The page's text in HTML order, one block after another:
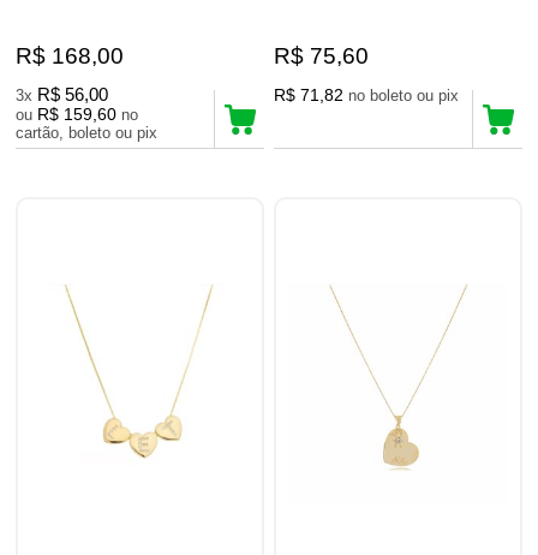
R$ 168,00
3x R$ 56,00
ou R$ 159,60 no
cartão, boleto ou pix
R$ 75,60
R$ 71,82 no boleto ou pix